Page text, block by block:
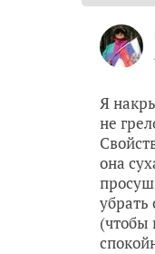
Я
не
она
убрать
(чтобы